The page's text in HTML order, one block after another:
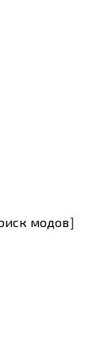
модов]